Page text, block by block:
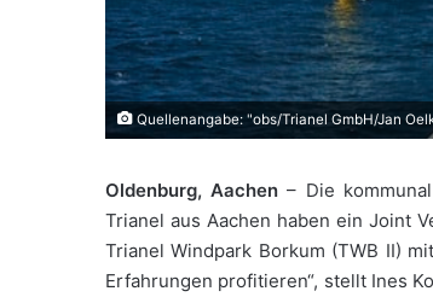
Quellenangabe: "obs/Trianel GmbH/Jan
Oldenburg, Aachen – Die
Trianel aus Aachen haben ein Joint
Trianel Windpark Borkum (TWB II)
Erfahrungen profitieren“, stellt Ines